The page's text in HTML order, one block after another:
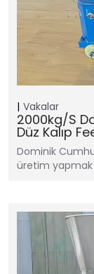
Vakalar
2000kg/s
Düz Kalıp
Dominik
üretim yapmak